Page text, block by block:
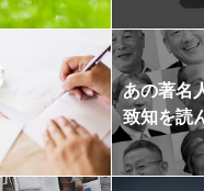
あの著名
致知を読